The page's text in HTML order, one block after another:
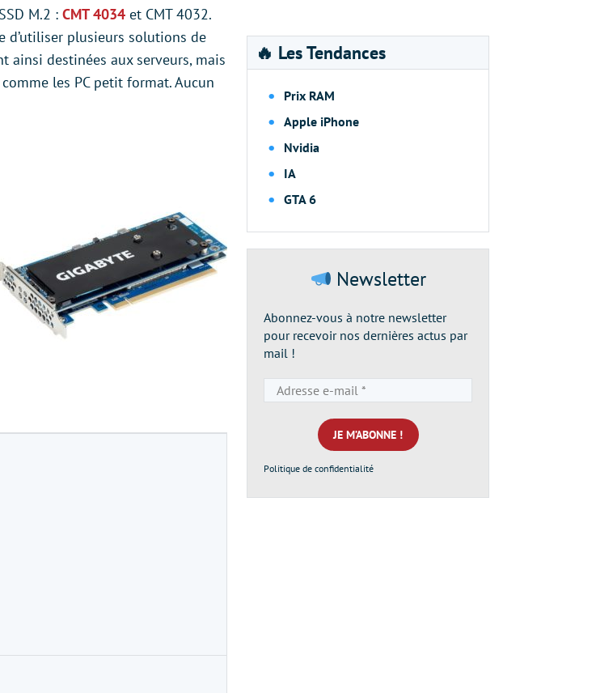
M.2 : CMT 4034 et CMT 4032.
d’utiliser plusieurs solutions de
ainsi destinées aux serveurs, mais
les PC petit format. Aucun
🔥 Les Tendances
Prix RAM
Apple iPhone
Nvidia
IA
GTA 6
Newsletter
Abonnez-vous à notre newsletter
pour recevoir nos dernières actus par
mail !
e-
mail
*
Politique de confidentialité